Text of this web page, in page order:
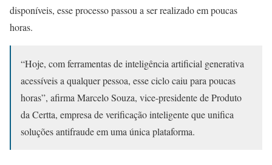
disponíveis, esse processo passou a ser realizado em poucas
horas.
“Hoje, com ferramentas de inteligência artificial generativa
acessíveis a qualquer pessoa, esse ciclo caiu para poucas
horas”, afirma Marcelo Souza, vice-presidente de Produto
da Certta, empresa de verificação inteligente que unifica
soluções antifraude em uma única plataforma.